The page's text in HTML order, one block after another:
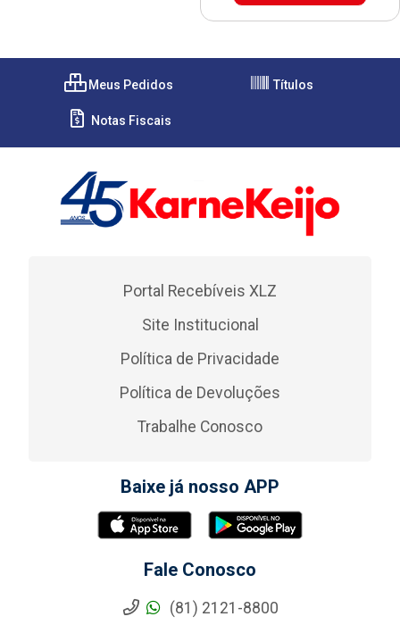
Meus Pedidos Títulos
Notas Fiscais
Portal Recebíveis XLZ
Site Institucional
Política de Privacidade
Política de Devoluções
Trabalhe Conosco
Baixe já nosso APP
Fale Conosco
(81) 2121-8800